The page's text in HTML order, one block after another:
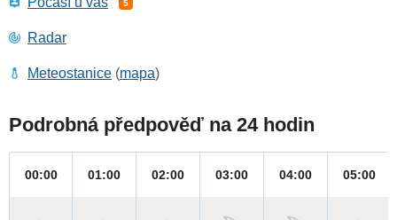
5
Radar
Meteostanice (mapa)
Podrobná předpověď na 24 hodin
00:00 01:00 02:00 03:00 04:00 05:00